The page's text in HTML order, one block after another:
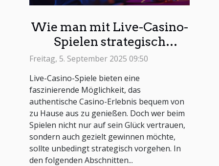
Wie man mit Live-Casino-
Spielen strategisch
gewinnen kann?
Freitag, 5. September 2025 09:50
Live-Casino-Spiele bieten eine
faszinierende Möglichkeit, das
authentische Casino-Erlebnis bequem von
zu Hause aus zu genießen. Doch wer beim
Spielen nicht nur auf sein Glück vertrauen,
sondern auch gezielt gewinnen möchte,
sollte unbedingt strategisch vorgehen. In
den folgenden Abschnitten...